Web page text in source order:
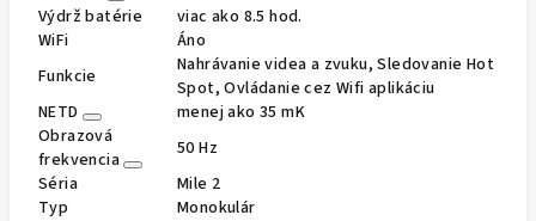
Výdrž batérie
viac ako 8.5 hod.
WiFi
Áno
Funkcie
Nahrávanie videa a zvuku, Sledovanie Hot
Spot, Ovládanie cez Wifi aplikáciu
NETD
menej ako 35 mK
Obrazová
frekvencia
50 Hz
Séria
Mile 2
Typ
Monokulár